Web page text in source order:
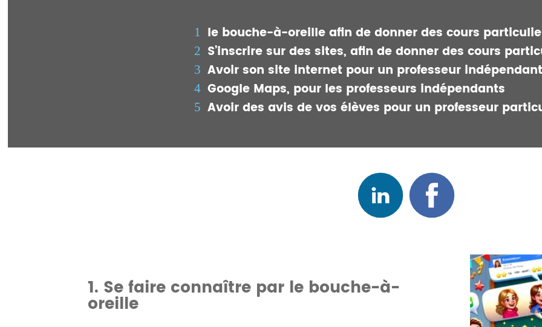
le bouche-à-oreille afin de donner des cours
S’inscrire sur des sites, afin de donner des cours
Avoir son site internet pour un professeur indépendant
Google Maps, pour les professeurs indépendants
Avoir des avis de vos élèves pour un professeur
1. Se faire connaître par le bouche-à-
oreille